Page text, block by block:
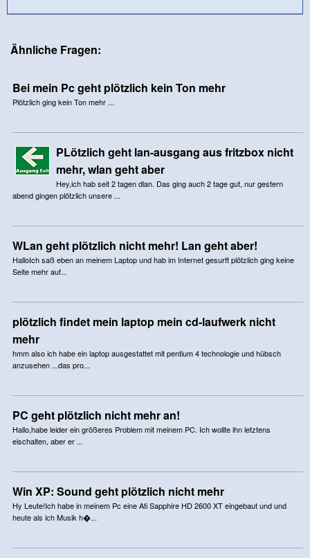
Ähnliche Fragen:
Bei mein Pc geht plötzlich kein Ton mehr
Plötzlich ging kein Ton mehr ...
PLötzlich geht lan-ausgang aus fritzbox nicht
mehr, wlan geht aber
Hey,ich hab seit 2 tagen dlan. Das ging auch 2 tage gut, nur gestern
abend gingen plötzlich unsere ...
WLan geht plötzlich nicht mehr! Lan geht aber!
HalloIch saß eben an meinem Laptop und hab im Internet gesurft plötzlich ging keine
Seite mehr auf...
plötzlich findet mein laptop mein cd-laufwerk nicht
mehr
hmm also ich habe ein laptop ausgestattet mit pentium 4 technologie und hübsch
anzusehen ...das pro...
PC geht plötzlich nicht mehr an!
Hallo,habe leider ein größeres Problem mit meinem PC. Ich wollte ihn letztens
eischalten, aber er ...
Win XP: Sound geht plötzlich nicht mehr
Hy Leute!Ich habe in meinem Pc eine Ati Sapphire HD 2600 XT eingebaut und und
heute als ich Musik h�...